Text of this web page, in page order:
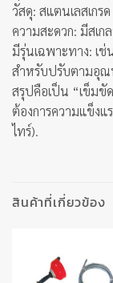
วัสดุ: สแตนเลสเก
ความสะดวก: มีสเ
มีรุ่นเฉพาะทาง: เ
สำหรับปรับตามอุ
สรุปคือเป็น “เข็มขั
ต้องการความแข็ง
ไทร์).
สินค้าที่เกี่ยวข้อง